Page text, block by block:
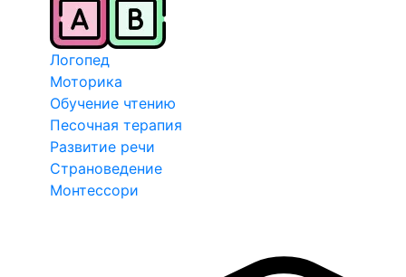
Логопед
Моторика
Обучение чтению
Песочная терапия
Развитие речи
Страноведение
Монтессори